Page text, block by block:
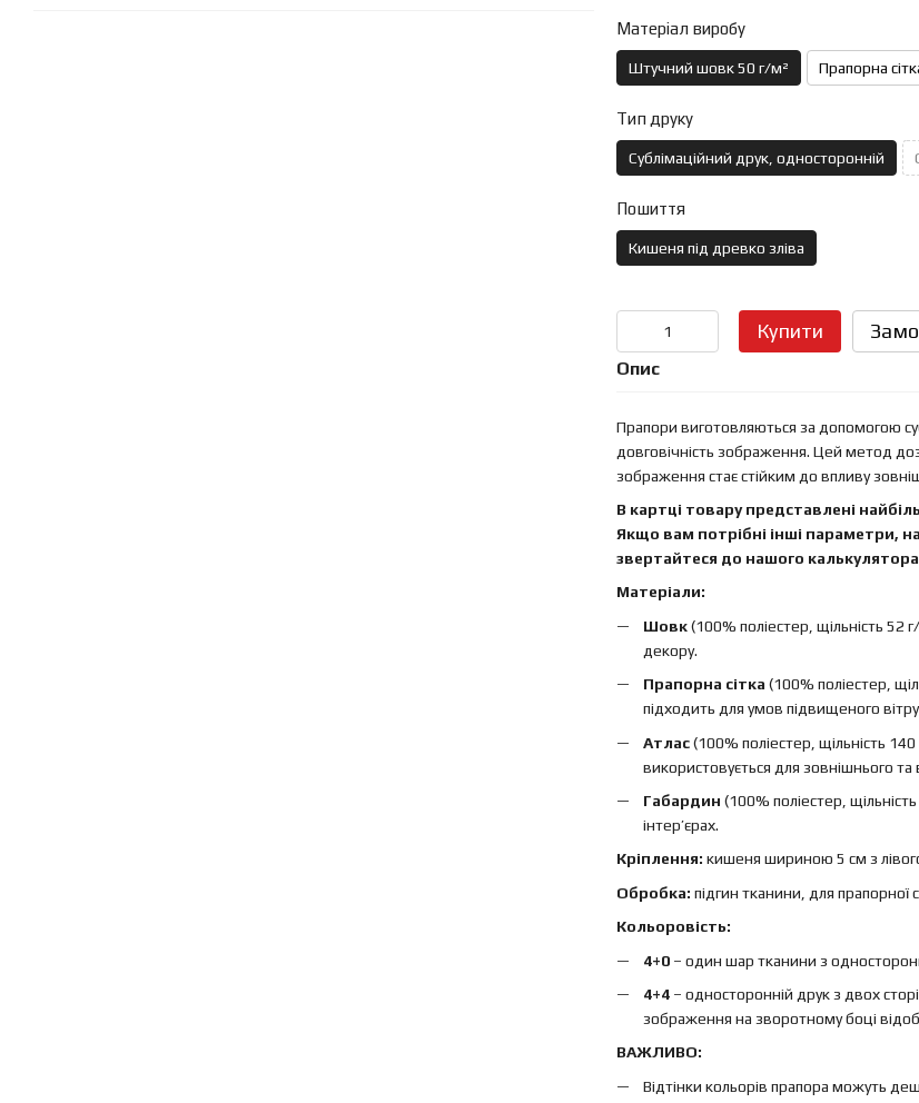
Матеріал виробу
Штучний шовк 50 г/м² Прапорна
Тип друку
Сублімаційний друк, односторонній
Пошиття
Кишеня під древко зліва
Купити
Опис
Прапори виготовляються за допомогою
довговічність зображення. Цей метод
зображення стає стійким до впливу
В картці товару представлені
Якщо вам потрібні інші параметри,
звертайтеся до нашого
Матеріали:
Шовк(100% поліестер, щільність 52
декору.
Прапорна сітка (100% поліестер,
підходить для умов підвищеного вітру,
Атлас(100% поліестер, щільність
використовується для зовнішнього та
Габардин (100% поліестер,
інтер’єрах.
Кріплення: кишеня шириною 5 см з
Обробка: підгин тканини, для прапорної
Кольоровість:
4+0– один шар тканини з
4+4– односторонній друк з двох
зображення на зворотному боці
ВАЖЛИВО:
Відтінки кольорів прапора можуть